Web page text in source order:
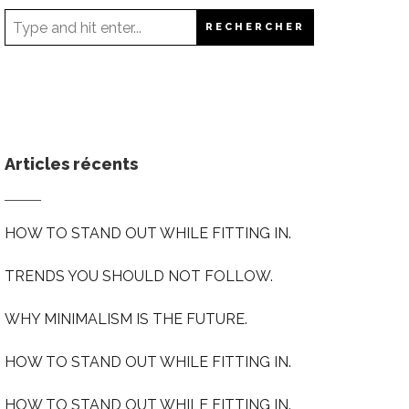
Articles récents
HOW TO STAND OUT WHILE FITTING IN.
TRENDS YOU SHOULD NOT FOLLOW.
WHY MINIMALISM IS THE FUTURE.
HOW TO STAND OUT WHILE FITTING IN.
HOW TO STAND OUT WHILE FITTING IN.